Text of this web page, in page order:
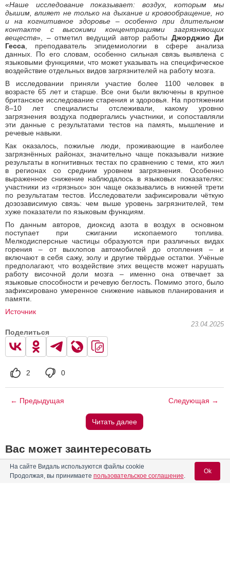
«Наше исследование показывает: воздух, которым мы
дышим, влияет не только на дыхание и кровообращение, но
и на когнитивное здоровье – особенно при длительном
контакте с высокими концентрациями загрязняющих
веществ», – отметил ведущий автор работы Джорджио Ди
Гесса, преподаватель эпидемиологии в сфере анализа
данных. По его словам, особенно сильная связь выявлена с
языковыми функциями, что может указывать на специфическое
воздействие отдельных видов загрязнителей на работу мозга.
В исследовании приняли участие более 1100 человек в
возрасте 65 лет и старше. Все они были включены в крупное
британское исследование старения и здоровья. На протяжении
8–10 лет специалисты отслеживали, какому уровню
загрязнения воздуха подвергались участники, и сопоставляли
эти данные с результатами тестов на память, мышление и
речевые навыки.
Как оказалось, пожилые люди, проживающие в наиболее
загрязнённых районах, значительно чаще показывали низкие
результаты в когнитивных тестах по сравнению с теми, кто жил
в регионах со средним уровнем загрязнения. Особенно
выраженное снижение наблюдалось в языковых показателях:
участники из «грязных» зон чаще оказывались в нижней трети
по результатам тестов. Исследователи зафиксировали чёткую
дозозависимую связь: чем выше уровень загрязнителей, тем
хуже показатели по языковым функциям.
По данным авторов, диоксид азота в воздух в основном
поступает при сжигании ископаемого топлива.
Мелкодисперсные частицы образуются при различных видах
горения – от выхлопов автомобилей до отопления – и
включают в себя сажу, золу и другие твёрдые остатки. Учёные
предполагают, что воздействие этих веществ может нарушать
работу височной доли мозга – именно она отвечает за
языковые способности и речевую беглость. Помимо этого, было
зафиксировано умеренное снижение навыков планирования и
памяти.
Источник
23.04.2025
Поделиться
2 0
← Предыдущая Следующая →
Читать далее
Вас может заинтересовать
FDA одобрило применение нового препарата для лечения
рака почки
На сайте Видаль используются файлы cookie
Продолжая, вы принимаете пользовательское соглашение.
Ok